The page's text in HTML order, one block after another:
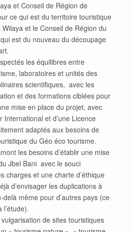
et Conseil de Région de
ce qui est du territoire touristique
et le Conseil de Région du
est du nouveau du découpage
les équilibres entre
laboratoires et unités des
scientifiques, avec les
et des formations ciblées pour
mise en place du projet, avec
International et d’une Licence
adaptés aux besoins de
du Géo éco tourisme.
les besoins d’établir une mise
Jbel Bani avec le souci
charges et une charte d’éthique
d’envisager les duplications à
delà même pour d’autres pays (ce
l’étude).
de sites touristiques